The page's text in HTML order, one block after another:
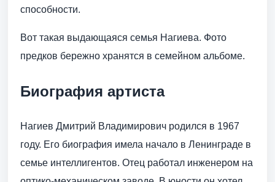
способности.
Вот такая выдающаяся семья Нагиева. Фото
предков бережно хранятся в семейном альбоме.
Биография артиста
Нагиев Дмитрий Владимирович родился в 1967
году. Его биография имела начало в Ленинграде в
семье интеллигентов. Отец работал инженером на